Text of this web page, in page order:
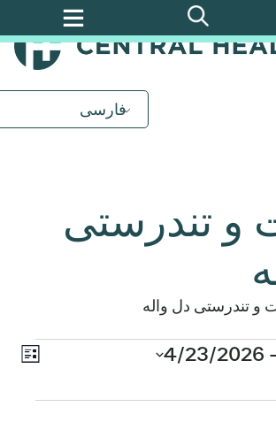
فارسی
و تندرستی
و تندرستی دل واله
-
4/23/2026